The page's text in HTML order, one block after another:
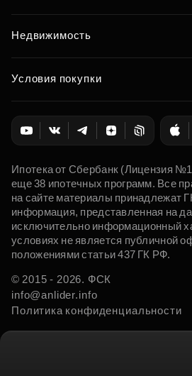
Недвижимость
Условия покупки
Ипотека от Сбербанк (Лицензия
еще 38 ипотечных программ. Все
на сайте материалы принадлежат
информация, представленная на
исключительно информационный
условиях не является публичной
положениями статьи 437 ГК РФ.
© 2015 - 2026. ФСК
info@anlider.info
Политика конфиденциальности